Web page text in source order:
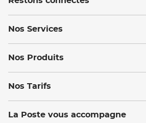
Nos Services
Nos Produits
Nos Tarifs
La Poste vous accompagne